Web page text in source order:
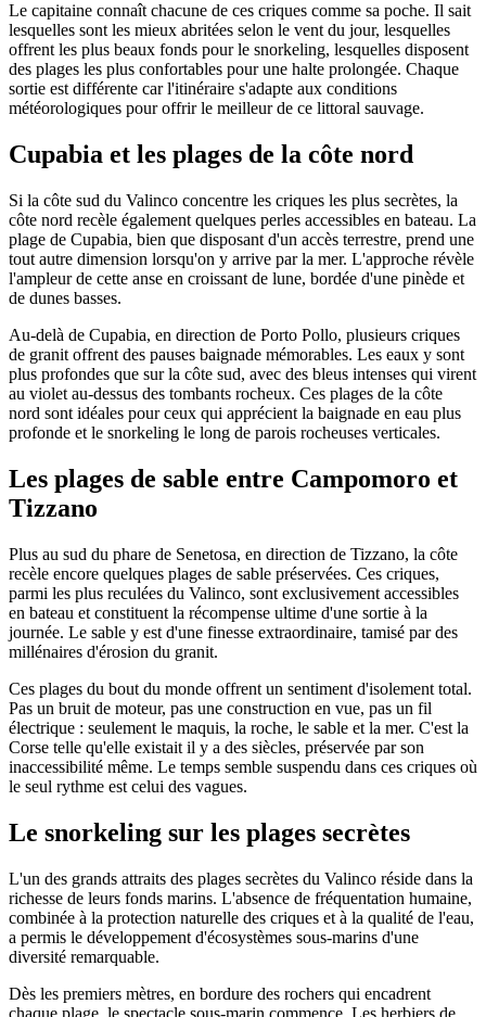
Le capitaine connaît chacune de ces criques comme sa poche. Il sait
lesquelles sont les mieux abritées selon le vent du jour, lesquelles
offrent les plus beaux fonds pour le snorkeling, lesquelles disposent
des plages les plus confortables pour une halte prolongée. Chaque
sortie est différente car l'itinéraire s'adapte aux conditions
météorologiques pour offrir le meilleur de ce littoral sauvage.
Cupabia et les plages de la côte nord
Si la côte sud du Valinco concentre les criques les plus secrètes, la
côte nord recèle également quelques perles accessibles en bateau. La
plage de Cupabia, bien que disposant d'un accès terrestre, prend une
tout autre dimension lorsqu'on y arrive par la mer. L'approche révèle
l'ampleur de cette anse en croissant de lune, bordée d'une pinède et
de dunes basses.
Au-delà de Cupabia, en direction de Porto Pollo, plusieurs criques
de granit offrent des pauses baignade mémorables. Les eaux y sont
plus profondes que sur la côte sud, avec des bleus intenses qui virent
au violet au-dessus des tombants rocheux. Ces plages de la côte
nord sont idéales pour ceux qui apprécient la baignade en eau plus
profonde et le snorkeling le long de parois rocheuses verticales.
Les plages de sable entre Campomoro et
Tizzano
Plus au sud du phare de Senetosa, en direction de Tizzano, la côte
recèle encore quelques plages de sable préservées. Ces criques,
parmi les plus reculées du Valinco, sont exclusivement accessibles
en bateau et constituent la récompense ultime d'une sortie à la
journée. Le sable y est d'une finesse extraordinaire, tamisé par des
millénaires d'érosion du granit.
Ces plages du bout du monde offrent un sentiment d'isolement total.
Pas un bruit de moteur, pas une construction en vue, pas un fil
électrique : seulement le maquis, la roche, le sable et la mer. C'est la
Corse telle qu'elle existait il y a des siècles, préservée par son
inaccessibilité même. Le temps semble suspendu dans ces criques où
le seul rythme est celui des vagues.
Le snorkeling sur les plages secrètes
L'un des grands attraits des plages secrètes du Valinco réside dans la
richesse de leurs fonds marins. L'absence de fréquentation humaine,
combinée à la protection naturelle des criques et à la qualité de l'eau,
a permis le développement d'écosystèmes sous-marins d'une
diversité remarquable.
Dès les premiers mètres, en bordure des rochers qui encadrent
chaque plage, le spectacle sous-marin commence. Les herbiers de